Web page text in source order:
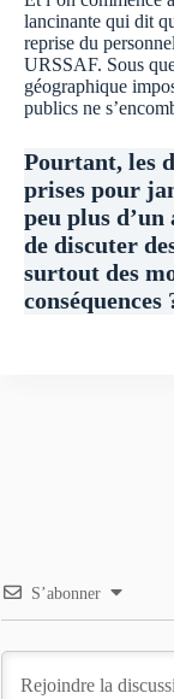
lancinante qui dit
reprise du
URSSAF. Sous
géographique
publics ne
Pourtant, les
prises pour
peu plus
de discuter
surtout des
conséquences
S’abonner